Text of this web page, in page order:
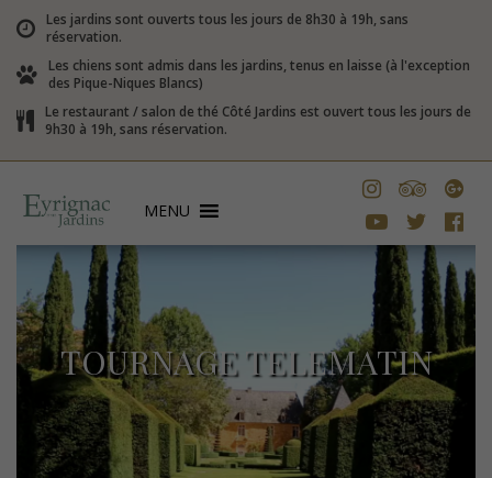
Les jardins sont ouverts tous les jours de 8h30 à 19h, sans
réservation.
Les chiens sont admis dans les jardins, tenus en laisse (à l'exception
des Pique-Niques Blancs)
Le restaurant / salon de thé Côté Jardins est ouvert tous les jours de
9h30 à 19h, sans réservation.
MENU
TOURNAGE TELEMATIN